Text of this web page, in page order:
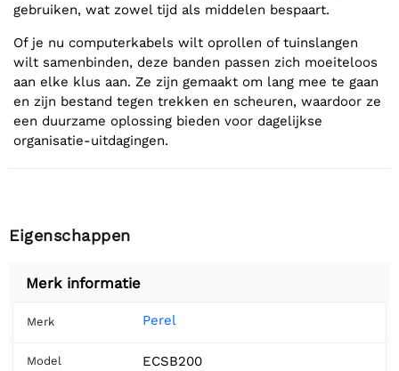
gebruiken, wat zowel tijd als middelen bespaart.
Of je nu computerkabels wilt oprollen of tuinslangen
wilt samenbinden, deze banden passen zich moeiteloos
aan elke klus aan. Ze zijn gemaakt om lang mee te gaan
en zijn bestand tegen trekken en scheuren, waardoor ze
een duurzame oplossing bieden voor dagelijkse
organisatie-uitdagingen.
Eigenschappen
Merk informatie
Merk Perel
Model ECSB200